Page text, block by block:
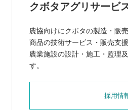
クボタアグリサービ
農協向けにクボタの製造・販
商品の技術サービス・販売支
農業施設の設計・施工・監理
す。
採用情